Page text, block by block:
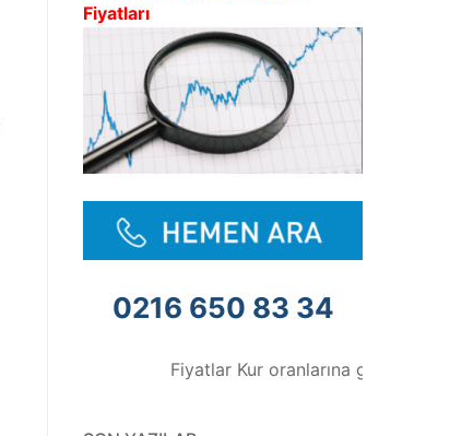
Fiyatları
0216 650 83 34
Fiyatlar Kur oranlarına göre